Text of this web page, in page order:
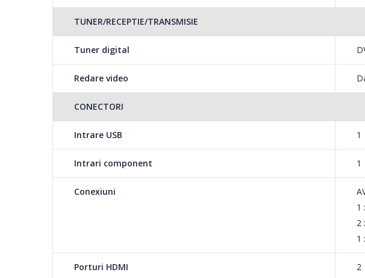
TUNER/RECEPTIE/TRANSMISIE
Tuner digital
Redare video
CONECTORI
Intrare USB 1
Intrari component 1
Conexiuni
1
2
1
Porturi HDMI 2